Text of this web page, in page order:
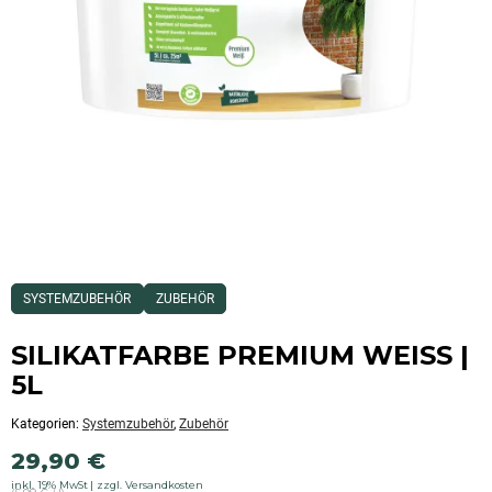
Dieses
Produkt
als:
Systemzubehör,Zubehör
SYSTEMZUBEHÖR ZUBEHÖR
SILIKATFARBE PREMIUM WEISS |
5L
Kategorien: Systemzubehör, Zubehör
29,90 €
inkl. 19% MwSt zzgl. Versandkosten